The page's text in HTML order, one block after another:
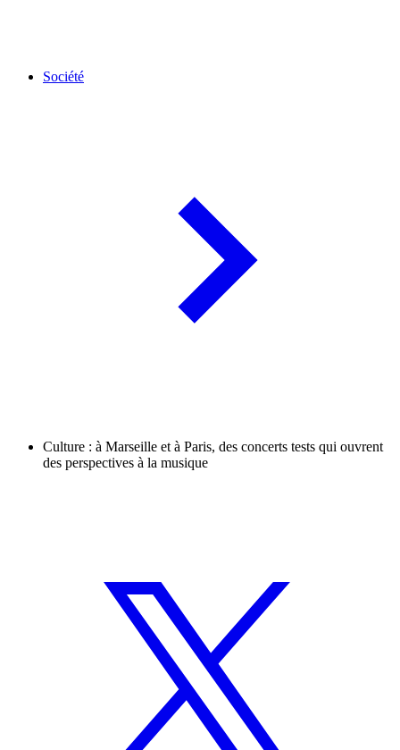
Société
Culture : à Marseille et à Paris, des concerts tests qui ouvrent
des perspectives à la musique